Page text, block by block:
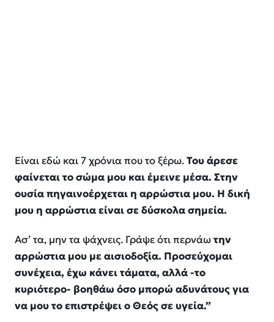
Είναι εδώ και 7 χρόνια που το ξέρω.Του άρεσε
φαίνεται το σώμα μου και έμεινε μέσα. Στην
ουσία πηγαινοέρχεται η αρρώστια μου. Η δική
μου η αρρώστια είναι σε δύσκολα σημεία.
Ασ’ τα, μην τα ψάχνεις. Γράψε ότι περνάωτην
αρρώστια μου με αισιοδοξία. Προσεύχομαι
συνέχεια, έχω κάνει τάματα, αλλά -το
κυριότερο- βοηθάω όσο μπορώ αδυνάτους για
να μου το επιστρέψει ο Θεός σε υγεία.”